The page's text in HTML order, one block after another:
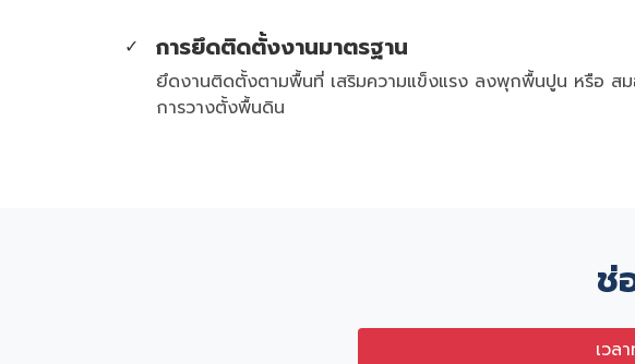
✓ การยึดติดตั้งงานมาตรฐาน
ยึดงานติดตั้งตามพื้นที่ เสริมความแข็งแรง ลงพุกพื้นปูน หรือ ส
การวางตั้งพื้นดิน
ช่
เวล